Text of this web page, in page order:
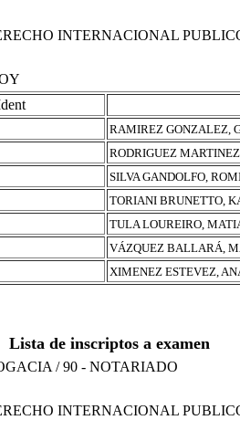
INTERNACIONAL
RAMIREZ GONZALEZ,
RODRIGUEZ
SILVA GANDOLFO,
TORIANI BRUNETTO,
TULA LOUREIRO,
VÁZQUEZ BALLARÁ,
XIMENEZ ESTEVEZ,
Lista de inscriptos a examen
/ 90 - NOTARIADO
INTERNACIONAL